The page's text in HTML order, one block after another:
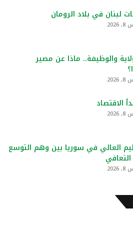
لبنان في بلاد الرومان
والوظيفة.. ماذا عن مصير
الاقتصاد
العالي في سوريا بين وهم التوسع